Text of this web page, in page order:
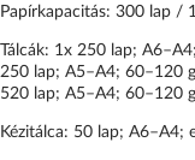
Papírkapacitás: 300 lap /
Tálcák: 1x 250 lap;
250 lap; A5–A4; 60–120
520 lap; A5–A4; 60–120
Kézitálca: 50 lap; A6–A4;